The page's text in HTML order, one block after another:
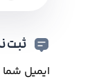
ثبت
ایمیل